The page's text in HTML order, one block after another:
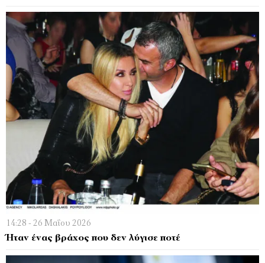
14:28 - 26 Μαΐου 2026
Ήταν ένας βράχος που δεν λύγισε ποτέ